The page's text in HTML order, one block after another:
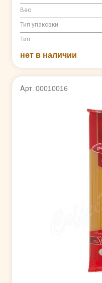
Вес
Тип упаковки
Тип
нет в наличии
Арт. 00010016